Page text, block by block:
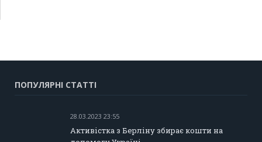
ПОПУЛЯРНІ СТАТТІ
28.03.2023 23:55
Активістка з Берліну збирає кошти на